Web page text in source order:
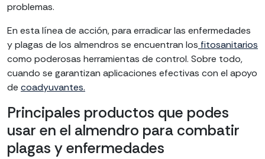
problemas.
En esta línea de acción, para erradicar las enfermedades
y plagas de los almendros se encuentran los fitosanitarios
como poderosas herramientas de control. Sobre todo,
cuando se garantizan aplicaciones efectivas con el apoyo
de coadyuvantes.
Principales productos que podes
usar en el almendro para combatir
plagas y enfermedades